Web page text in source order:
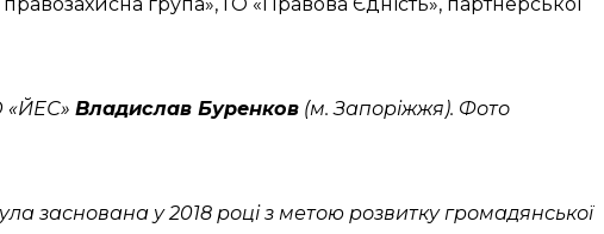
«ЙЕС» Владислав Буренков (м. Запоріжжя). Фото
заснована у 2018 році з метою розвитку громадянської